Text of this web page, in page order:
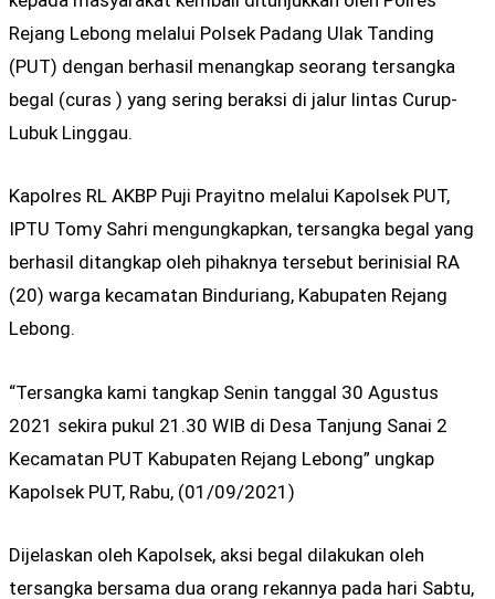
Rejang Lebong melalui Polsek Padang Ulak Tanding
(PUT) dengan berhasil menangkap seorang tersangka
begal (curas ) yang sering beraksi di jalur lintas Curup-
Lubuk Linggau.
Kapolres RL AKBP Puji Prayitno melalui Kapolsek PUT,
IPTU Tomy Sahri mengungkapkan, tersangka begal yang
berhasil ditangkap oleh pihaknya tersebut berinisial RA
(20) warga kecamatan Binduriang, Kabupaten Rejang
Lebong.
“Tersangka kami tangkap Senin tanggal 30 Agustus
2021 sekira pukul 21.30 WIB di Desa Tanjung Sanai 2
Kecamatan PUT Kabupaten Rejang Lebong” ungkap
Kapolsek PUT, Rabu, (01/09/2021)
Dijelaskan oleh Kapolsek, aksi begal dilakukan oleh
tersangka bersama dua orang rekannya pada hari Sabtu,